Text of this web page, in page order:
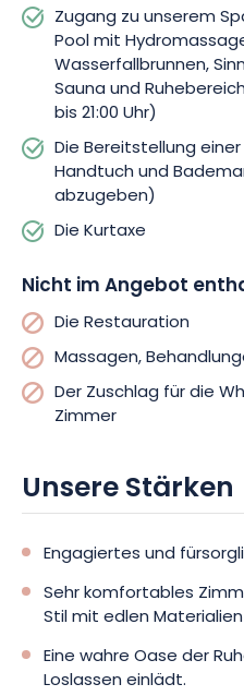
Zugang zu unserem
Pool mit
Wasserfallbrunnen,
Sauna und
bis 21:00 Uhr)
Die Bereitstellung
Handtuch und
abzugeben)
Die Kurtaxe
Nicht im Angebot
Die Restauration
Massagen,
Der Zuschlag für die
Zimmer
Unsere Stärken
Engagiertes und
Sehr komfortables
Stil mit edlen
Eine wahre Oase der
Loslassen einlädt.